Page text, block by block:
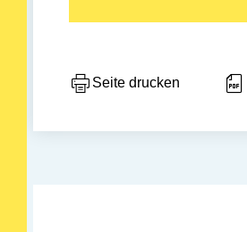
Seite drucken